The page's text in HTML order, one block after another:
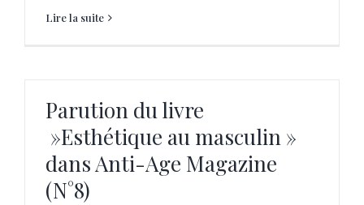
Lire la suite
Parution du livre
»Esthétique au masculin »
dans Anti-Age Magazine
(N°8)